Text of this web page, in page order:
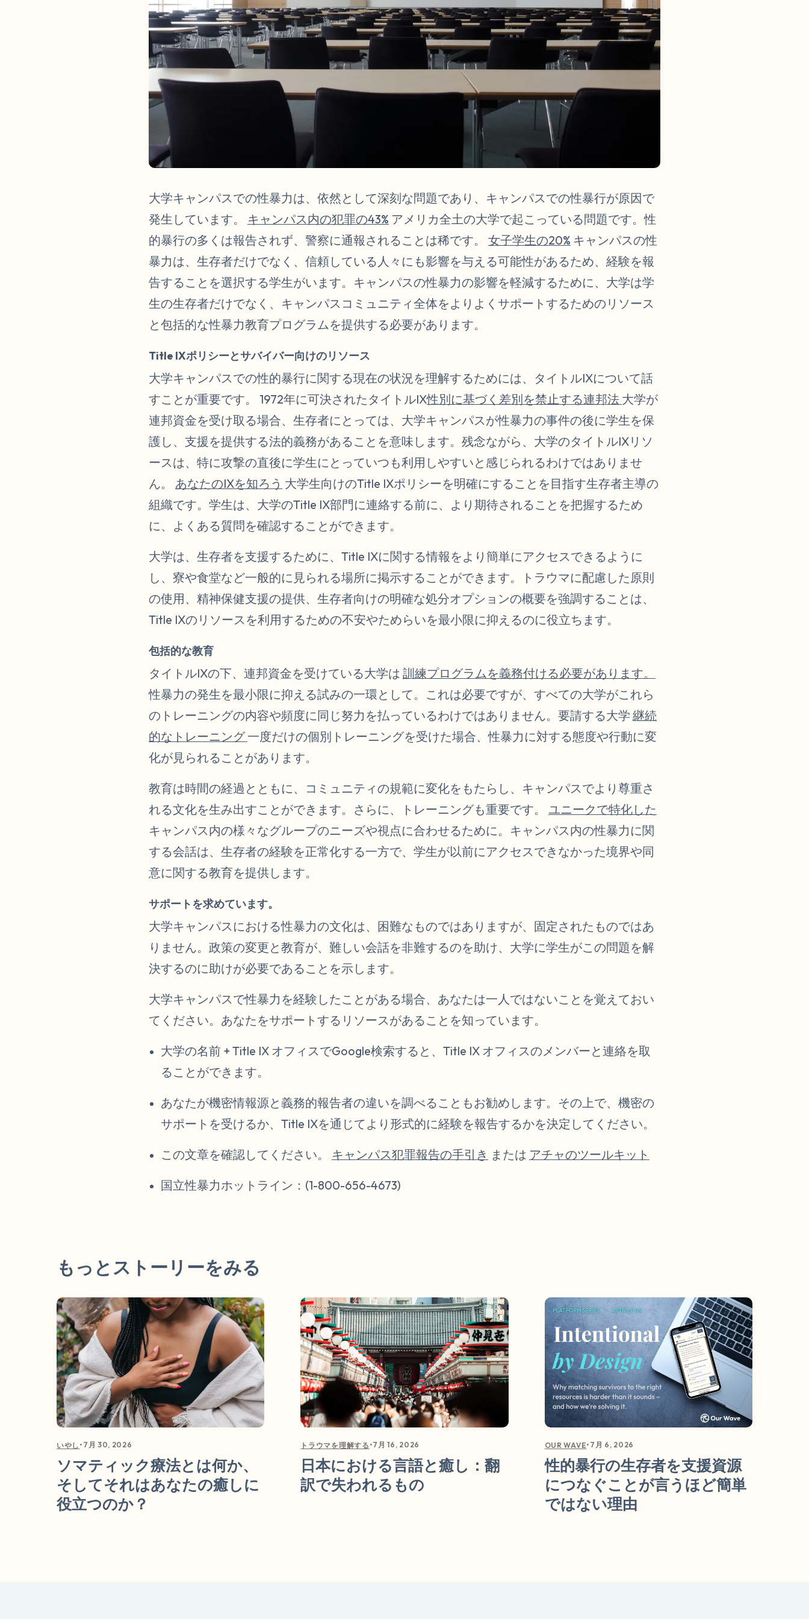
大学キャンパスでの性暴力は、依然として深刻な問題であり、キャンパスでの性暴行が原因で
発生しています。 キャンパス内の犯罪の43% アメリカ全土の大学で起こっている問題です。性
的暴行の多くは報告されず、警察に通報されることは稀です。 女子学生の20% キャンパスの性
暴力は、生存者だけでなく、信頼している人々にも影響を与える可能性があるため、経験を報
告することを選択する学生がいます。キャンパスの性暴力の影響を軽減するために、大学は学
生の生存者だけでなく、キャンパスコミュニティ全体をよりよくサポートするためのリソース
と包括的な性暴力教育プログラムを提供する必要があります。
Title IXポリシーとサバイバー向けのリソース
大学キャンパスでの性的暴行に関する現在の状況を理解するためには、タイトルIXについて話
すことが重要です。 1972年に可決されたタイトルIX性別に基づく差別を禁止する連邦法 大学が
連邦資金を受け取る場合、生存者にとっては、大学キャンパスが性暴力の事件の後に学生を保
護し、支援を提供する法的義務があることを意味します。残念ながら、大学のタイトルIXリソ
ースは、特に攻撃の直後に学生にとっていつも利用しやすいと感じられるわけではありませ
ん。 あなたのIXを知ろう 大学生向けのTitle IXポリシーを明確にすることを目指す生存者主導の
組織です。学生は、大学のTitle IX部門に連絡する前に、より期待されることを把握するため
に、よくある質問を確認することができます。
大学は、生存者を支援するために、Title IXに関する情報をより簡単にアクセスできるように
し、寮や食堂など一般的に見られる場所に掲示することができます。トラウマに配慮した原則
の使用、精神保健支援の提供、生存者向けの明確な処分オプションの概要を強調することは、
Title IXのリソースを利用するための不安やためらいを最小限に抑えるのに役立ちます。
包括的な教育
タイトルIXの下、連邦資金を受けている大学は 訓練プログラムを義務付ける必要があります。
性暴力の発生を最小限に抑える試みの一環として。これは必要ですが、すべての大学がこれら
のトレーニングの内容や頻度に同じ努力を払っているわけではありません。要請する大学 継続
的なトレーニング一度だけの個別トレーニングを受けた場合、性暴力に対する態度や行動に変
化が見られることがあります。
教育は時間の経過とともに、コミュニティの規範に変化をもたらし、キャンパスでより尊重さ
れる文化を生み出すことができます。さらに、トレーニングも重要です。 ユニークで特化した
キャンパス内の様々なグループのニーズや視点に合わせるために。キャンパス内の性暴力に関
する会話は、生存者の経験を正常化する一方で、学生が以前にアクセスできなかった境界や同
意に関する教育を提供します。
サポートを求めています。
大学キャンパスにおける性暴力の文化は、困難なものではありますが、固定されたものではあ
りません。政策の変更と教育が、難しい会話を非難するのを助け、大学に学生がこの問題を解
決するのに助けが必要であることを示します。
大学キャンパスで性暴力を経験したことがある場合、あなたは一人ではないことを覚えておい
てください。あなたをサポートするリソースがあることを知っています。
大学の名前 + Title IX オフィスでGoogle検索すると、Title IX オフィスのメンバーと連絡を取
ることができます。
あなたが機密情報源と義務的報告者の違いを調べることもお勧めします。その上で、機密の
サポートを受けるか、Title IXを通じてより形式的に経験を報告するかを決定してください。
この文章を確認してください。 キャンパス犯罪報告の手引き または アチャのツールキット
国立性暴力ホットライン：(1-800-656-4673)
もっとストーリーをみる
いやし • 7月 30, 2026
ソマティック療法とは何か、
そしてそれはあなたの癒しに
役立つのか？
トラウマを理解する •7月 16, 2026
日本における言語と癒し：翻
訳で失われるもの
OUR WAVE• 7月 6, 2026
性的暴行の生存者を支援資源
につなぐことが言うほど簡単
ではない理由